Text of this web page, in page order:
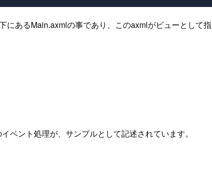
あるMain.axmlの事であり、このaxmlがビューとして
ベント処理が、サンプルとして記述されています。